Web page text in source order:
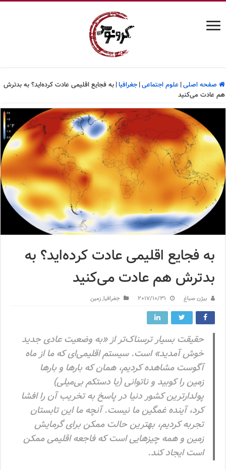
صفحه اصلی| علوم اجتماعی| جغرافیا| به فجایع اقلیمی عادت کرده‌اید؟ به بدترش
هم عادت می‌کنید
به فجایع اقلیمی عادت کرده‌اید؟ به
بدترش هم عادت می‌کنید
بیژن صباغ 2017/10/31 جغرافیا,زمین
حقیقت بسیار ترسناک‌تر از «به وضعیت عادی جدید
خوش آمدید» است. سیستم اقلیمی‌ای که ما از ماه
آگوست مشاهده کردیم، همان که بارها و بارها
زمین را کوبید و ناتوانی (یا دستکم بی‌میلی)
پولدارترین کشور دنیا در پاسخ به تخریب آن را افشا
کرد، آینده غمگین ما نیست. آنچه ما این تابستان
تجربه کردیم، بهترین حالت ممکن برای گرمایش
زمین و همه چیزهایی است که فاجعه اقلیمی ممکن
است ایجاد کند.